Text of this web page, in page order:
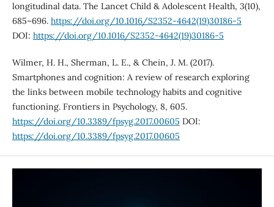
longitudinal data. The Lancet Child & Adolescent Health, 3(10),
685–696. https://doi.org/10.1016/S2352-4642(19)30186-5
DOI: https://doi.org/10.1016/S2352-4642(19)30186-5
Wilmer, H. H., Sherman, L. E., & Chein, J. M. (2017).
Smartphones and cognition: A review of research exploring
the links between mobile technology habits and cognitive
functioning. Frontiers in Psychology, 8, 605.
https://doi.org/10.3389/fpsyg.2017.00605 DOI:
https://doi.org/10.3389/fpsyg.2017.00605